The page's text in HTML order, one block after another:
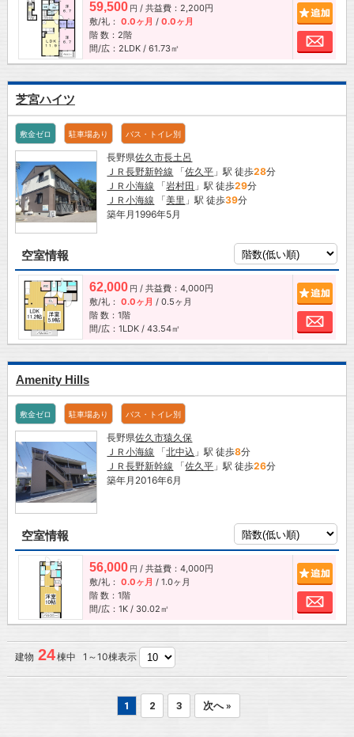
59,500 円 / 共益費：2,200円
敷/礼： 0.0ヶ月 / 0.0ヶ月
階 数：2階
間/広：2LDK / 61.73㎡
お
芝宮ハイツ
敷金ゼロ 駐車場あり バス・トイレ別
長野県佐久市長土呂
ＪＲ長野新幹線 「佐久平 」駅 徒歩28分
ＪＲ小海線 「岩村田 」駅 徒歩29分
ＪＲ小海線 「美里 」駅 徒歩39分
築年月1996年5月
空室情報
62,000 円 / 共益費：4,000円
敷/礼： 0.0ヶ月 / 0.5ヶ月
階 数：1階
間/広：1LDK / 43.54㎡
お
Amenity Hills
敷金ゼロ 駐車場あり バス・トイレ別
長野県佐久市猿久保
ＪＲ小海線 「北中込 」駅 徒歩8分
ＪＲ長野新幹線 「佐久平 」駅 徒歩26分
築年月2016年6月
空室情報
56,000 円 / 共益費：4,000円
敷/礼： 0.0ヶ月 / 1.0ヶ月
階 数：1階
間/広：1K / 30.02㎡
追加
お
建物 24棟中 1～10棟表示
1 2 3 次へ »